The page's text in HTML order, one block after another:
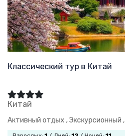
Классический тур в Китай
Китай
Активный отдых ,Экскурсионный ,